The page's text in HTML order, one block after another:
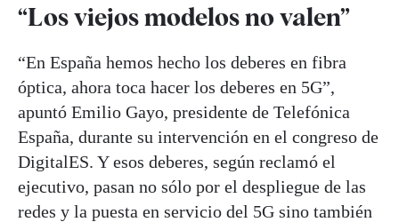
“Los viejos modelos no valen”
“En España hemos hecho los deberes en fibra
óptica, ahora toca hacer los deberes en 5G”,
apuntó Emilio Gayo, presidente de Telefónica
España, durante su intervención en el congreso de
DigitalES. Y esos deberes, según reclamó el
ejecutivo, pasan no sólo por el despliegue de las
redes y la puesta en servicio del 5G sino también